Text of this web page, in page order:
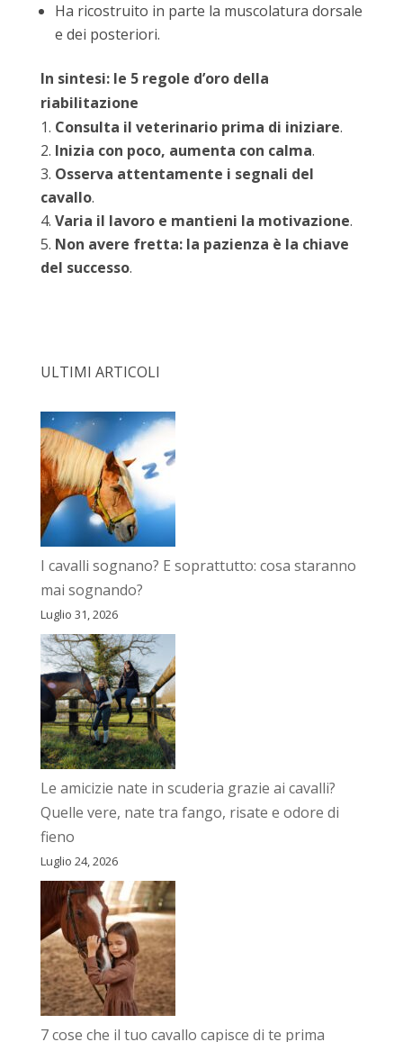
Ha ricostruito in parte la muscolatura dorsale
e dei posteriori.
In sintesi: le 5 regole d’oro della
riabilitazione
Consulta il veterinario prima di iniziare.
Inizia con poco, aumenta con calma.
Osserva attentamente i segnali del
cavallo.
Varia il lavoro e mantieni la motivazione.
Non avere fretta: la pazienza è la chiave
del successo.
ULTIMI ARTICOLI
I cavalli sognano? E soprattutto: cosa staranno
mai sognando?
Luglio 31, 2026
Le amicizie nate in scuderia grazie ai cavalli?
Quelle vere, nate tra fango, risate e odore di
fieno
Luglio 24, 2026
7 cose che il tuo cavallo capisce di te prima